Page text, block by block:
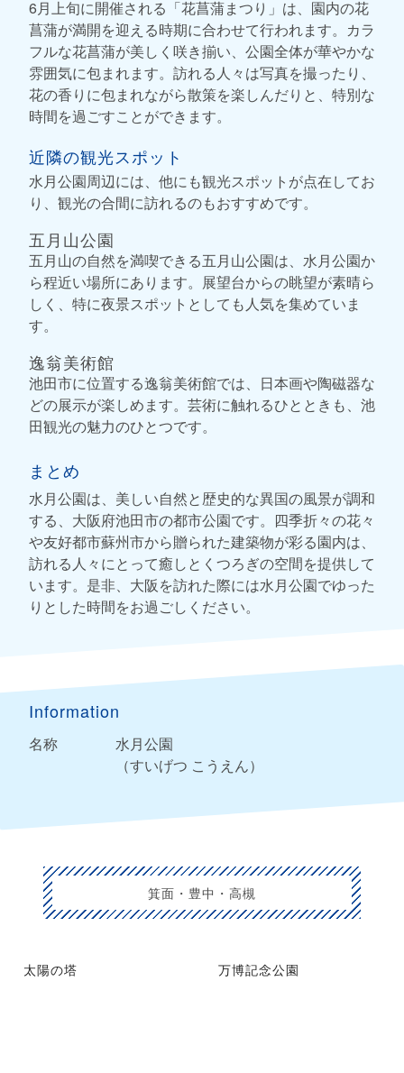
6月上旬に開催される「花菖蒲まつり」は、園内の花
菖蒲が満開を迎える時期に合わせて行われます。カラ
フルな花菖蒲が美しく咲き揃い、公園全体が華やかな
雰囲気に包まれます。訪れる人々は写真を撮ったり、
花の香りに包まれながら散策を楽しんだりと、特別な
時間を過ごすことができます。
近隣の観光スポット
水月公園周辺には、他にも観光スポットが点在してお
り、観光の合間に訪れるのもおすすめです。
五月山公園
五月山の自然を満喫できる五月山公園は、水月公園か
ら程近い場所にあります。展望台からの眺望が素晴ら
しく、特に夜景スポットとしても人気を集めていま
す。
逸翁美術館
池田市に位置する逸翁美術館では、日本画や陶磁器な
どの展示が楽しめます。芸術に触れるひとときも、池
田観光の魅力のひとつです。
まとめ
水月公園は、美しい自然と歴史的な異国の風景が調和
する、大阪府池田市の都市公園です。四季折々の花々
や友好都市蘇州市から贈られた建築物が彩る園内は、
訪れる人々にとって癒しとくつろぎの空間を提供して
います。是非、大阪を訪れた際には水月公園でゆった
りとした時間をお過ごしください。
Information
名称
水月公園
（すいげつ こうえん）
箕面・豊中・高槻
太陽の塔 万博記念公園